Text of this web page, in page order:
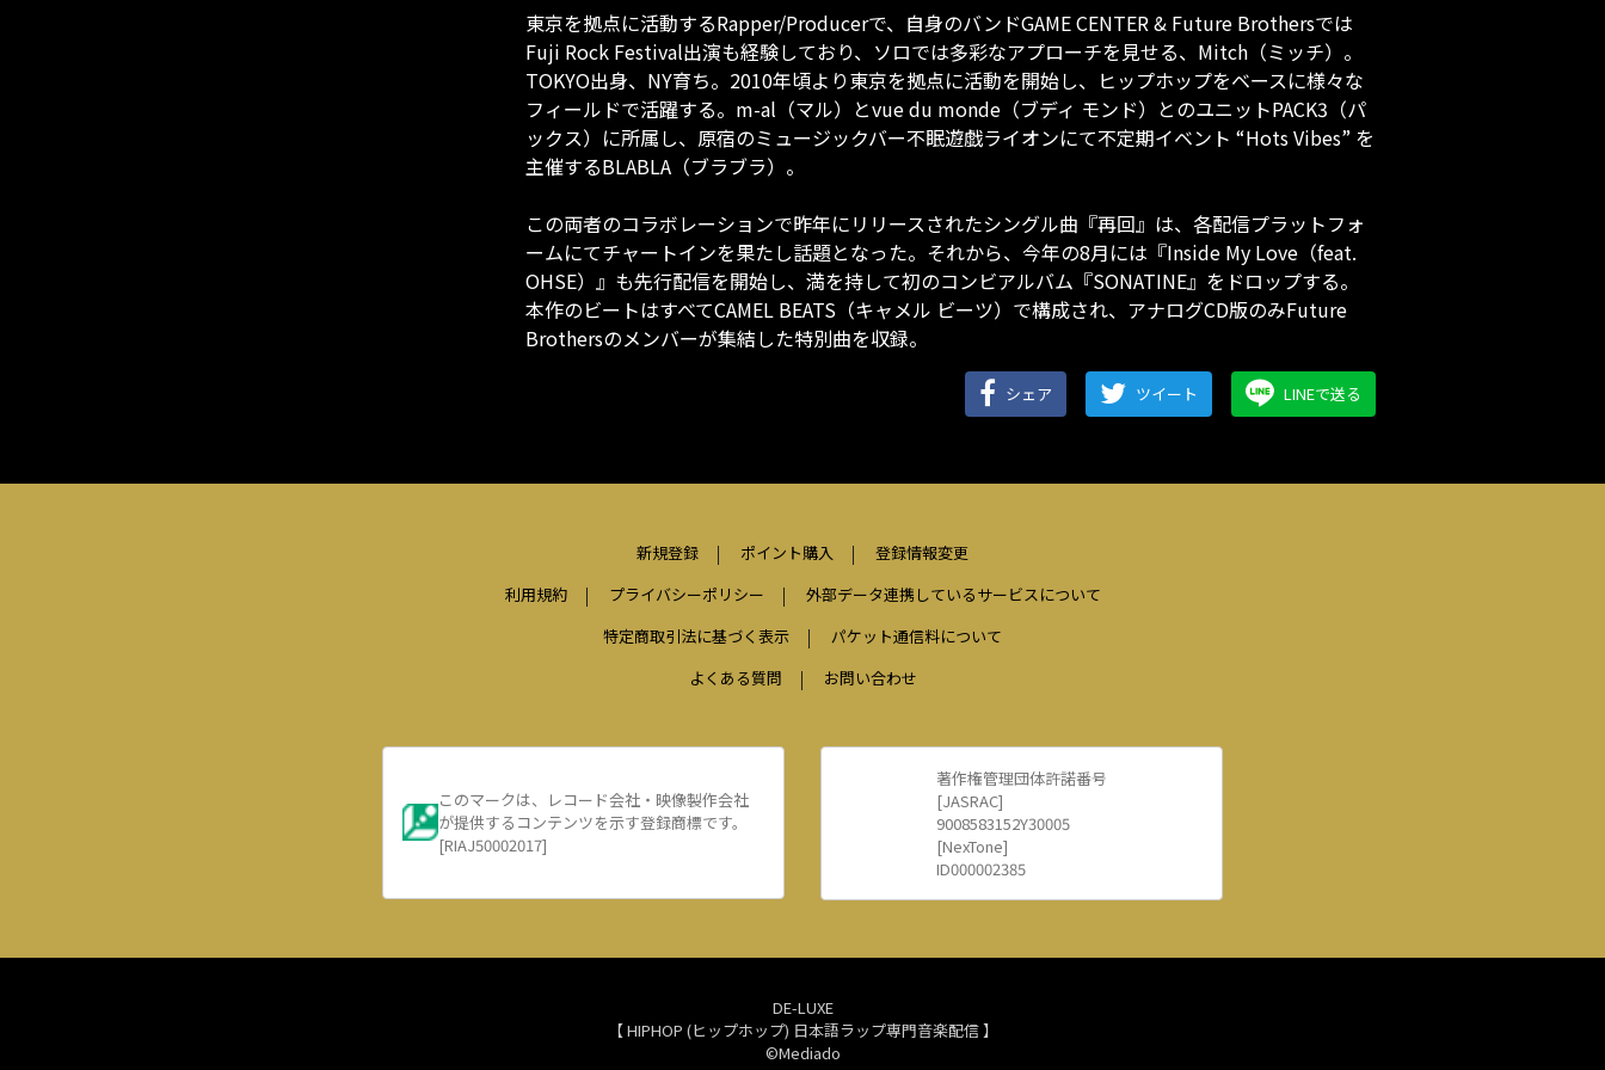
東京を拠点に活動するRapper/Producerで、自身のバンドGAME CENTER & Future Brothersでは
Fuji Rock Festival出演も経験しており、ソロでは多彩なアプローチを見せる、Mitch（ミッチ）。
TOKYO出身、NY育ち。2010年頃より東京を拠点に活動を開始し、ヒップホップをベースに様々な
フィールドで活躍する。m-al（マル）とvue du monde（ブディ モンド）とのユニットPACK3（パ
ックス）に所属し、原宿のミュージックバー不眠遊戯ライオンにて不定期イベント “Hots Vibes” を
主催するBLABLA（ブラブラ）。
この両者のコラボレーションで昨年にリリースされたシングル曲『再回』は、各配信プラットフォ
ームにてチャートインを果たし話題となった。それから、今年の8月には『Inside My Love（feat.
OHSE）』も先行配信を開始し、満を持して初のコンビアルバム『SONATINE』をドロップする。
本作のビートはすべてCAMEL BEATS（キャメル ビーツ）で構成され、アナログCD版のみFuture
Brothersのメンバーが集結した特別曲を収録。
シェア ツイート LINEで送る
新規登録 ポイント購入
登録情報変更
利用規約
プライバシーポリシー
外部データ連携しているサービスについて
特定商取引法に基づく表示
パケット通信料について
よくある質問
お問い合わせ
このマークは、レコード会社・映像製作会社
が提供するコンテンツを示す登録商標です。
[RIAJ50002017]
著作権管理団体許諾番号
[JASRAC]
9008583152Y30005
[NexTone]
ID000002385
DE-LUXE
【 HIPHOP (ヒップホップ) 日本語ラップ専門音楽配信 】
©Mediado